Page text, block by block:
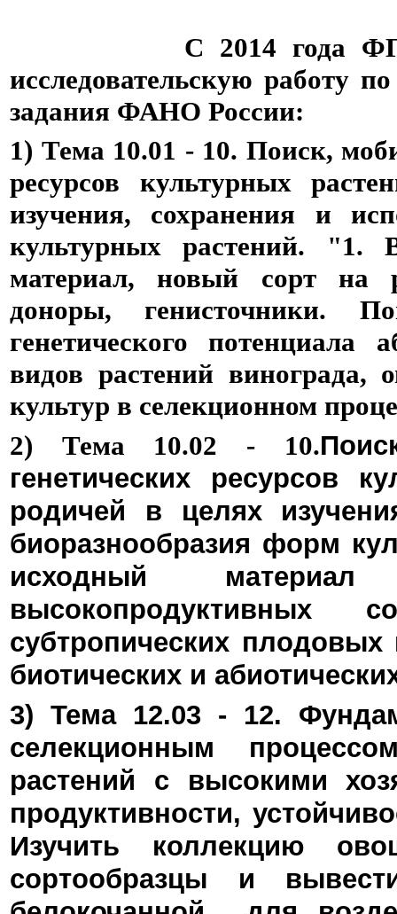
С 2014 года ФГБНУ
исследовательскую работу
задания ФАНО России:
1) Тема 10.01 - 10. Поиск,
ресурсов культурных
изучения, сохранения и
культурных растений. "1.
материал, новый сорт на
доноры, генисточники.
генетического потенциала
видов растений винограда,
культур в селекционном
2) Тема 10.02 - 10.
генетических ресурсов
родичей в целях
биоразнообразия форм
исходный
высокопродуктивных
субтропических
биотических и
3) Тема 12.03 - 12.
селекционным
растений с высокими
продуктивности,
Изучить коллекцию
сортообразцы и